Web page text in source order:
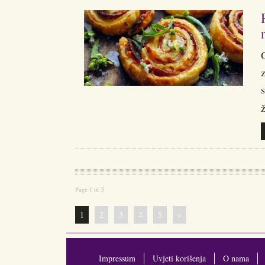
Page 1 of 5
1 2 3 4 5 »
Impressum Uvjeti korišenja O nama